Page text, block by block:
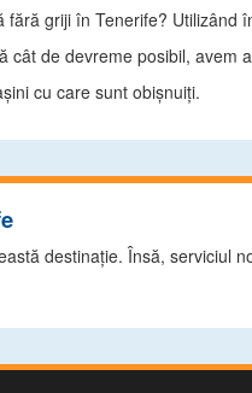
fără griji în Tenerife? Utilizând
de devreme posibil,
cu care sunt obişnuiţi.
destinație. Însă, serviciul